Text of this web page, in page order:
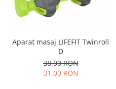
Aparat masaj LIFEFIT Twinroll
D
38,00 RON
31,00 RON